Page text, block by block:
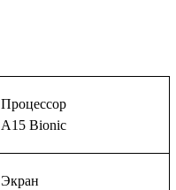
Процессор
A15 Bionic
Экран